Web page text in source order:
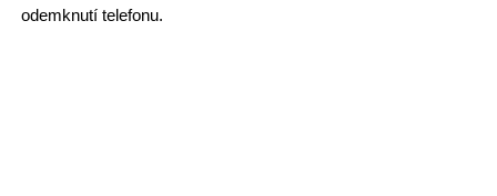
odemknutí telefonu.